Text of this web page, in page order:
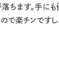
ちます。手にも
で楽チンですし